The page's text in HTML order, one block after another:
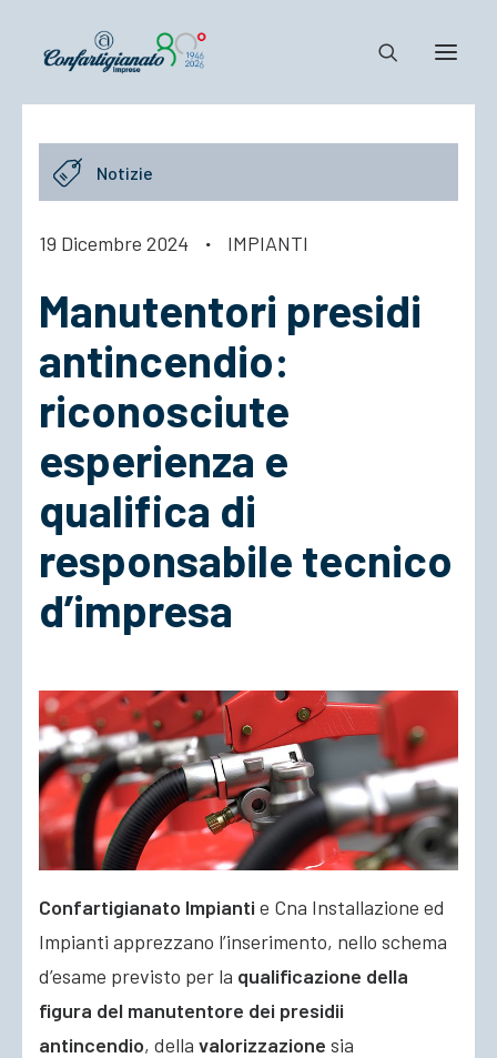
Notizie e Documenti
Confartigianato
Cosa Facciamo
ACCEDI
Notizie
19 Dicembre 2024 · IMPIANTI
Manutentori presidi
antincendio:
riconosciute
esperienza e
qualifica di
responsabile tecnico
d’impresa
Confartigianato Impianti e Cna Installazione ed
Impianti apprezzano l’inserimento, nello schema
d’esame previsto per la qualificazione della
figura del manutentore dei presidii
antincendio, della valorizzazione sia